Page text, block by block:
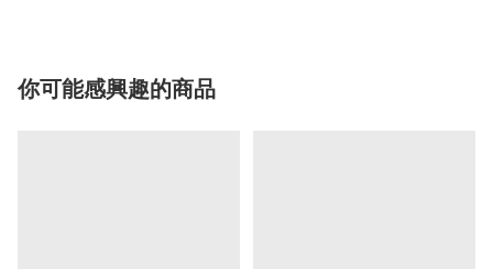
你可能感興趣的商品